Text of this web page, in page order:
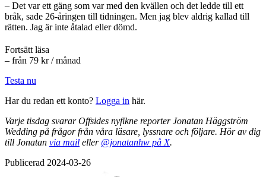
– Det var ett gäng som var med den kvällen och det ledde till ett
bråk, sade 26-åringen till tidningen. Men jag blev aldrig kallad till
rätten. Jag är inte åtalad eller dömd.
Fortsätt läsa
– från 79 kr / månad
Testa nu
Har du redan ett konto? Logga in här.
Varje tisdag svarar Offsides nyfikne reporter Jonatan Häggström
Wedding på frågor från våra läsare, lyssnare och följare. Hör av dig
till Jonatan via mail eller @jonatanhw på X.
Publicerad 2024-03-26